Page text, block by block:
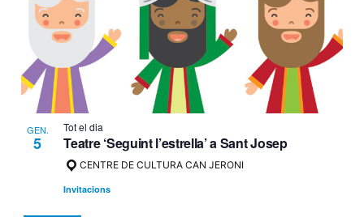
GEN.
5
Tot el dia
Teatre ‘Seguint l’estrella’ a Sant Josep
CENTRE DE CULTURA CAN JERONI
Invitacions